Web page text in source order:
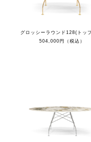
504,000円（税込）